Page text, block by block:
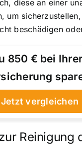
diese an einer
um
beschädigen
850 € bei
Jetzt vergleichen
Reinigung